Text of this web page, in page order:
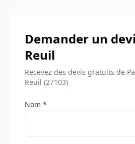
Demander un
Reuil
Recevez des devis gratuits de
Reuil (27103)
Nom *